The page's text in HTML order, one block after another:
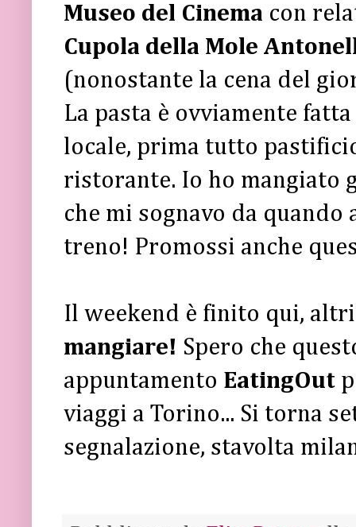
Museo del Cinema con
Cupola della Mole
(nonostante la cena del
La pasta è ovviamente
locale, prima tutto
ristorante. Io ho mangiato
che mi sognavo da
treno! Promossi anche
Il weekend è finito qui,
mangiare! Spero che
appuntamento EatingOut
viaggi a Torino... Si torna
segnalazione, stavolta